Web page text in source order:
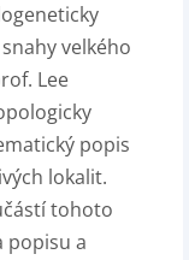
velkého
Lee
popis
lokalit.
tohoto
popisu a